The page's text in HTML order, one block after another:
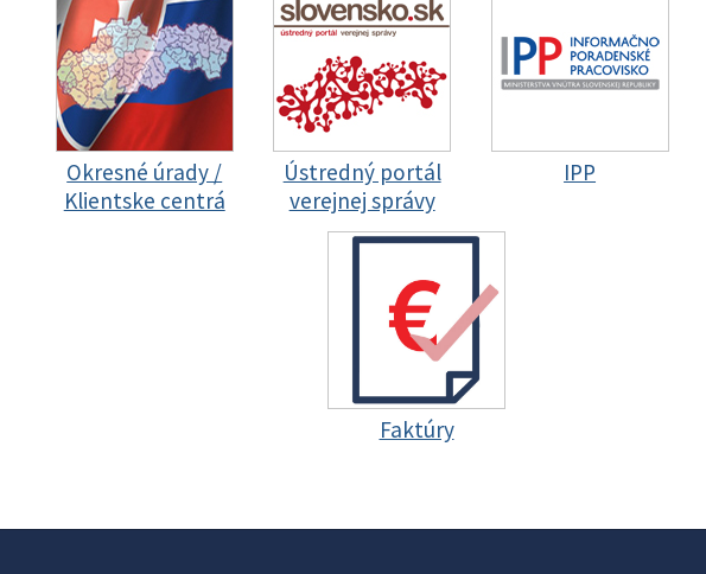
Okresné úrady /
Klientske centrá
Ústredný portál
verejnej správy
IPP
Faktúry